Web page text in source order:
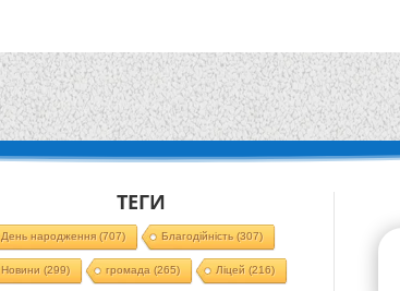
ТЕГИ
День народження(707) Благодійність(307)
Новини (299) громада (265) Ліцей (216)